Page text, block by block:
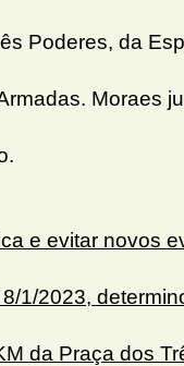
Poderes, da
Moraes
e evitar novos
1/2023,
da Praça dos